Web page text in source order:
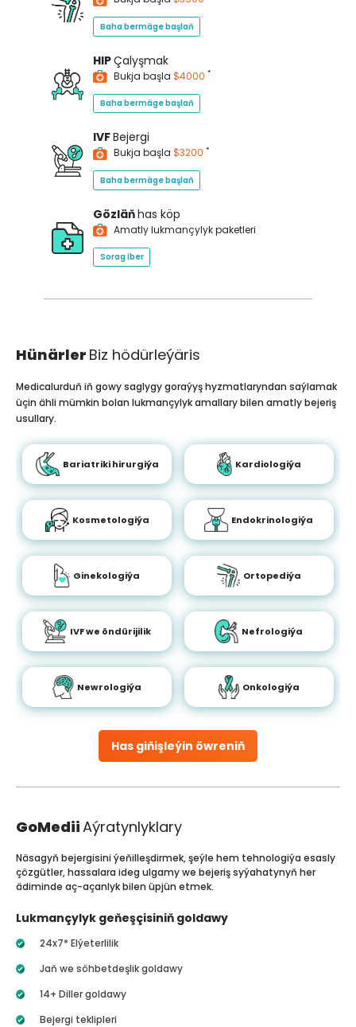
Baha bermäge başlaň
HIPÇalyşmak
Bukja başla $4000 *
Baha bermäge başlaň
IVFBejergi
Bukja başla $3200 *
Baha bermäge başlaň
Gözläňhas köp
Amatly lukmançylyk paketleri
Sorag iber
Hünärler Biz hödürleýäris
Has giňişleýin öwreniň
Medicalurduň iň gowy saglygy goraýyş hyzmatlaryndan saýlamak
üçin ähli mümkin bolan lukmançylyk amallary bilen amatly bejeriş
usullary.
Bariatriki hirurgiýa Kardiologiýa
Kosmetologiýa Endokrinologiýa
Ginekologiýa Ortopediýa
IVF we öndürijilik Nefrologiýa
Newrologiýa Onkologiýa
GoMediiAýratynlyklary
Näsagyň bejergisini ýeňilleşdirmek, şeýle hem tehnologiýa esasly
çözgütler, hassalara ideg ulgamy we bejeriş syýahatynyň her
ädiminde aç-açanlyk bilen üpjün etmek.
Lukmançylyk geňeşçisiniň goldawy
24x7* Elýeterlilik
Jaň we söhbetdeşlik goldawy
14+ Diller goldawy
Bejergi teklipleri